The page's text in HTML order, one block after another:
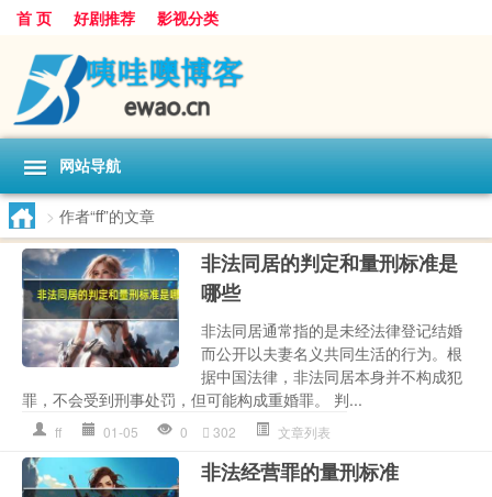
首 页 好剧推荐 影视分类
网站导航
> 作者“ff”的文章
非法同居的判定和量刑标准是
哪些
非法同居通常指的是未经法律登记结婚
而公开以夫妻名义共同生活的行为。根
据中国法律，非法同居本身并不构成犯
罪，不会受到刑事处罚，但可能构成重婚罪。 判...
ff 01-05 0 302 文章列表
非法经营罪的量刑标准